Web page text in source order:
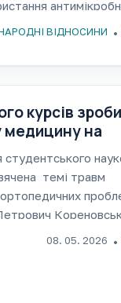
мікробіології
ВІДНОСИНИ
курсів
медицину на
студентського
темі травм
ортопедичних
з
08. 05. 2026